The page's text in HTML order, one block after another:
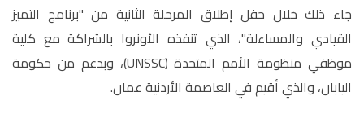
جاء ذلك خلال حفل إطلاق المرحلة الثانية من "برنامج التميز
القيادي والمساءلة"، الذي تنفذه الأونروا بالشراكة مع كلية
موظفي منظومة الأمم المتحدة (UNSSC)، وبدعم من حكومة
اليابان، والذي أقيم في العاصمة الأردنية عمان.